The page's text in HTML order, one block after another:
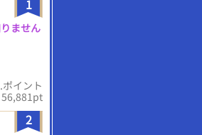
1
ません
イント
56,881pt
2